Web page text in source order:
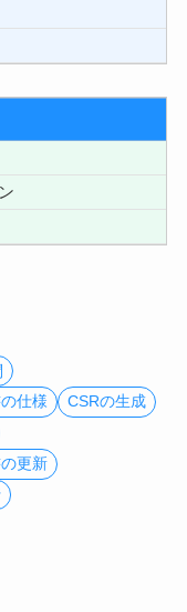
仕様
CSRの生成
更新